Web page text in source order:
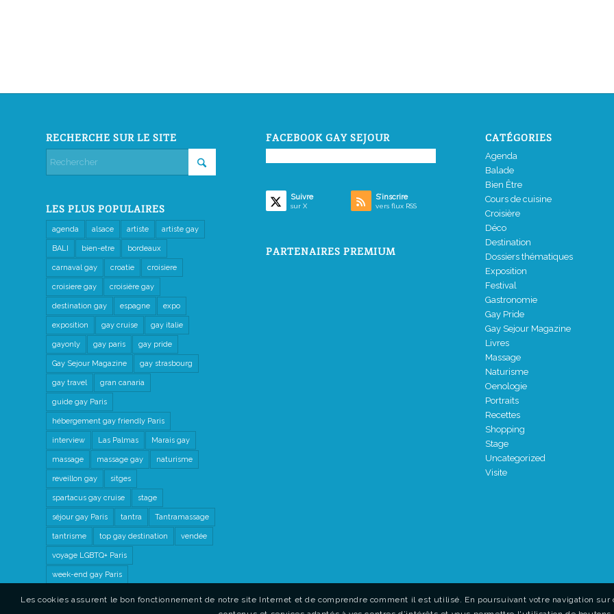
RECHERCHE SUR LE SITE
LES PLUS POPULAIRES
agenda alsace artiste artiste gay
BALI bien-etre bordeaux
carnaval gay croatie croisiere
croisiere gay croisière gay
destination gay espagne expo
exposition gay cruise gay italie
gayonly gay paris gay pride
Gay Sejour Magazine gay strasbourg
gay travel gran canaria
guide gay Paris
hébergement gay friendly Paris
interview Las Palmas Marais gay
massage massage gay naturisme
reveillon gay sitges
spartacus gay cruise stage
séjour gay Paris tantra Tantramassage
tantrisme top gay destination vendée
voyage LGBTQ+ Paris
week-end gay Paris
FACEBOOK GAY SEJOUR
Suivre
sur X
S’inscrire
vers flux RSS
PARTENAIRES PREMIUM
CATÉGORIES
Agenda
Balade
Bien Être
Cours de cuisine
Croisière
Déco
Destination
Dossiers thématiques
Exposition
Festival
Gastronomie
Gay Pride
Gay Sejour Magazine
Livres
Massage
Naturisme
Oenologie
Portraits
Recettes
Shopping
Stage
Uncategorized
Visite
Les cookies assurent le bon fonctionnement de notre site Internet et de comprendre comment il est utilisé. En poursuivant votre navigation